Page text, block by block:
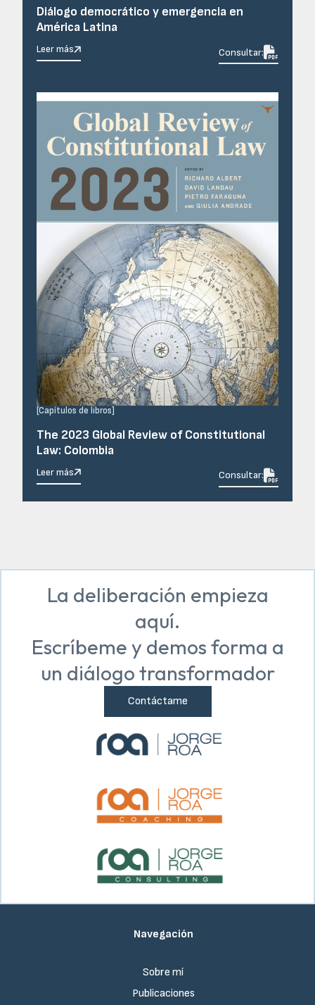
Diálogo democrático y emergencia en
América Latina
Leer más Consultar: 
[Capítulos de libros]
The 2023 Global Review of Constitutional
Law: Colombia
Leer más Consultar:
La deliberación empieza
aquí.
Escríbeme y demos forma a
un diálogo transformador
Contáctame
Navegación
Sobre mí
Publicaciones